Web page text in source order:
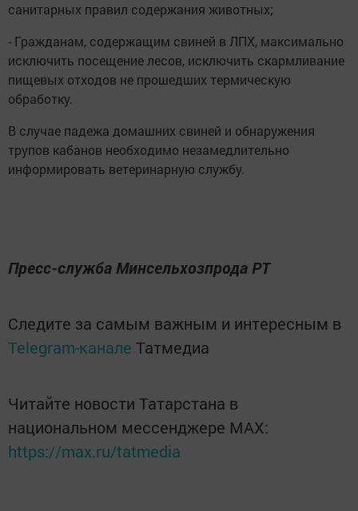
санитарных правил содержания животных;
- Гражданам, содержащим свиней в ЛПХ, максимально
исключить посещение лесов, исключить скармливание
пищевых отходов не прошедших термическую
обработку.
В случае падежа домашних свиней и обнаружения
трупов кабанов необходимо незамедлительно
информировать ветеринарную службу.
Пресс-служба Минсельхозпрода РТ
Следите за самым важным и интересным в
Telegram-канале Татмедиа
Читайте новости Татарстана в
национальном мессенджере MАХ:
https://max.ru/tatmedia